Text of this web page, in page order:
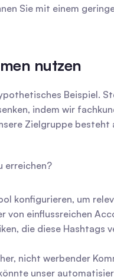
Sie mit einem
nutzen
Beispiel.
indem wir
Zielgruppe
erreichen?
konfigurieren, um
von einflussreichen
die diese
nicht werbender
unser